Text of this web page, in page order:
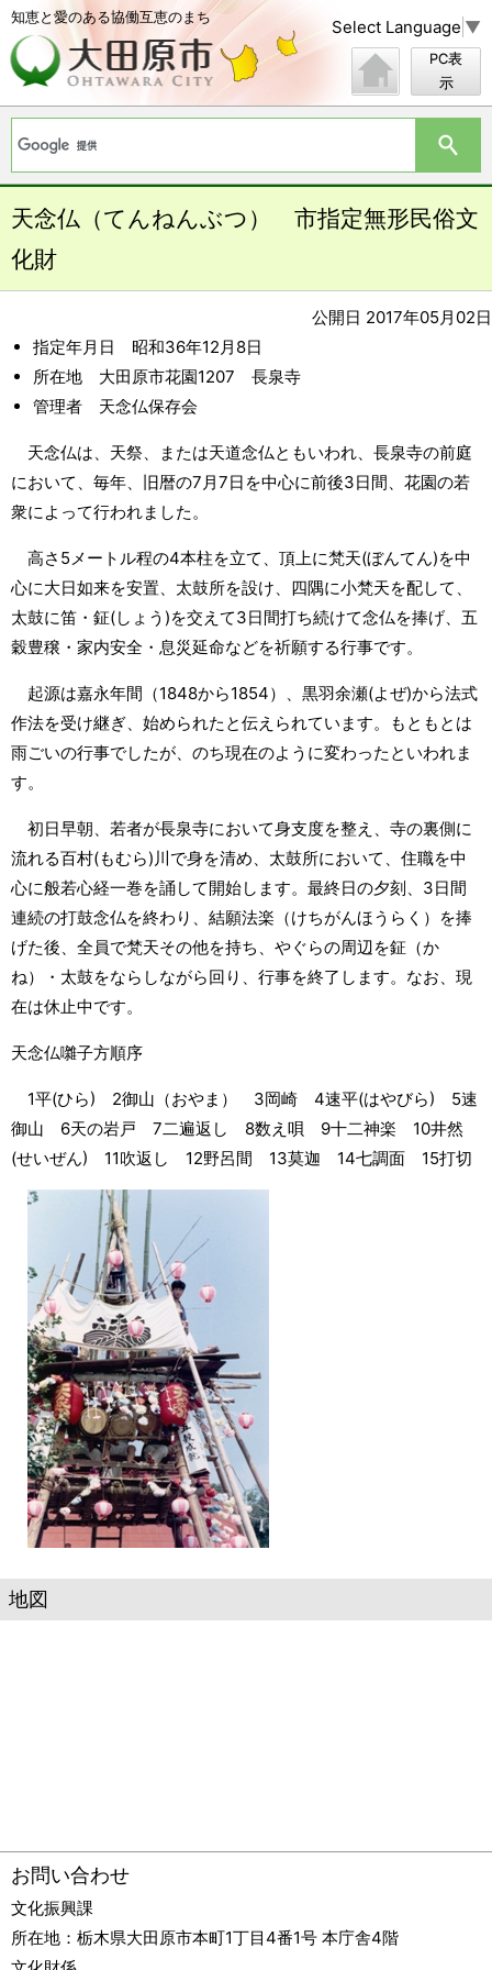
知恵と愛のある協働互恵のまち Select Language ▼
PC表
示
天念仏（てんねんぶつ） 市指定無形民俗文
化財
公開日 2017年05月02日
指定年月日 昭和36年12月8日
所在地 大田原市花園1207 長泉寺
管理者 天念仏保存会
天念仏は、天祭、または天道念仏ともいわれ、長泉寺の前庭
において、毎年、旧暦の7月7日を中心に前後3日間、花園の若
衆によって行われました。
高さ5メートル程の4本柱を立て、頂上に梵天(ぼんてん)を中
心に大日如来を安置、太鼓所を設け、四隅に小梵天を配して、
太鼓に笛・鉦(しょう)を交えて3日間打ち続けて念仏を捧げ、五
穀豊穣・家内安全・息災延命などを祈願する行事です。
起源は嘉永年間（1848から1854）、黒羽余瀬(よぜ)から法式
作法を受け継ぎ、始められたと伝えられています。もともとは
雨ごいの行事でしたが、のち現在のように変わったといわれま
す。
初日早朝、若者が長泉寺において身支度を整え、寺の裏側に
流れる百村(もむら)川で身を清め、太鼓所において、住職を中
心に般若心経一巻を誦して開始します。最終日の夕刻、3日間
連続の打鼓念仏を終わり、結願法楽（けちがんほうらく）を捧
げた後、全員で梵天その他を持ち、やぐらの周辺を鉦（か
ね）・太鼓をならしながら回り、行事を終了します。なお、現
在は休止中です。
天念仏囃子方順序
1平(ひら) 2御山（おやま） 3岡崎 4速平(はやびら) 5速
御山 6天の岩戸 7二遍返し 8数え唄 9十二神楽 10井然
(せいぜん) 11吹返し 12野呂間 13莫迦 14七調面 15打切
地図
お問い合わせ
文化振興課
所在地： 栃木県大田原市本町1丁目4番1号 本庁舎4階